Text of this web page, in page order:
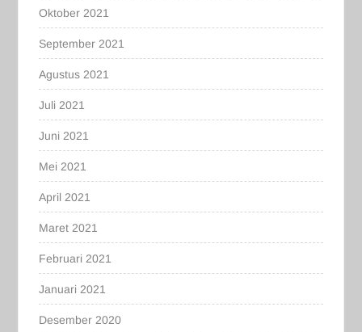
Oktober 2021
September 2021
Agustus 2021
Juli 2021
Juni 2021
Mei 2021
April 2021
Maret 2021
Februari 2021
Januari 2021
Desember 2020